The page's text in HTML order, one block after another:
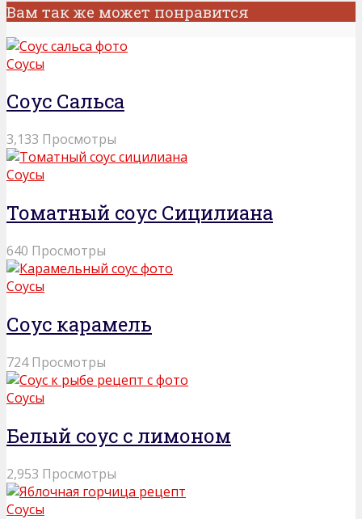
Вам так же может понравится
Соусы
Соус Сальса
3,133 Просмотры
Соусы
Томатный соус Сицилиана
640 Просмотры
Соусы
Соус карамель
724 Просмотры
Соусы
Белый соус с лимоном
2,953 Просмотры
Соусы